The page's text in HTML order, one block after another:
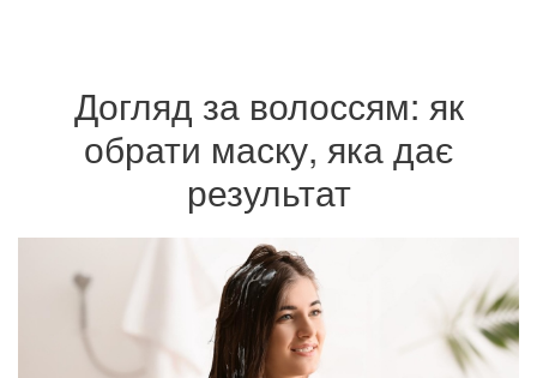
Догляд за волоссям: як
обрати маску, яка дає
результат